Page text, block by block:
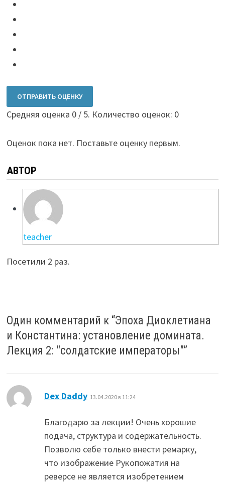
ОТПРАВИТЬ ОЦЕНКУ
Средняя оценка 0/ 5. Количество оценок: 0
Оценок пока нет. Поставьте оценку первым.
АВТОР
teacher
Посетили 2 раз.
Один комментарий к “Эпоха Диоклетиана
и Константина: установление домината.
Лекция 2: "солдатские императоры"”
Dex Daddy: 13.04.2020 в 11:24
Благодарю за лекции! Очень хорошие
подача, структура и содержательность.
Позволю себе только внести ремарку,
что изображение Рукопожатия на
реверсе не является изобретением